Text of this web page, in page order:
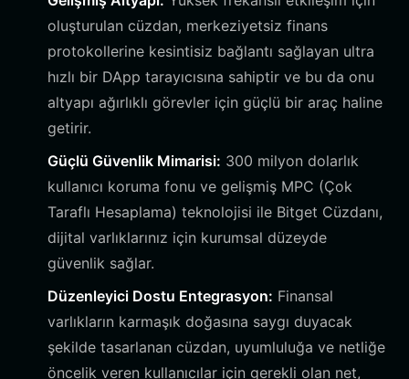
oluşturulan cüzdan, merkeziyetsiz finans
protokollerine kesintisiz bağlantı sağlayan ultra
hızlı bir DApp tarayıcısına sahiptir ve bu da onu
altyapı ağırlıklı görevler için güçlü bir araç haline
getirir.
Güçlü Güvenlik Mimarisi: 300 milyon dolarlık
kullanıcı koruma fonu ve gelişmiş MPC (Çok
Taraflı Hesaplama) teknolojisi ile Bitget Cüzdanı,
dijital varlıklarınız için kurumsal düzeyde
güvenlik sağlar.
Düzenleyici Dostu Entegrasyon: Finansal
varlıkların karmaşık doğasına saygı duyacak
şekilde tasarlanan cüzdan, uyumluluğa ve netliğe
öncelik veren kullanıcılar için gerekli olan net,